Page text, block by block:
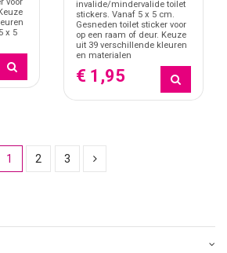
voor
x 5
invalide/mindervalide toilet
stickers. Vanaf 5 x 5 cm.
Gesneden toilet sticker voor
op een raam of deur. Keuze
uit 39 verschillende kleuren
en materialen
€ 1,95
1 2 3